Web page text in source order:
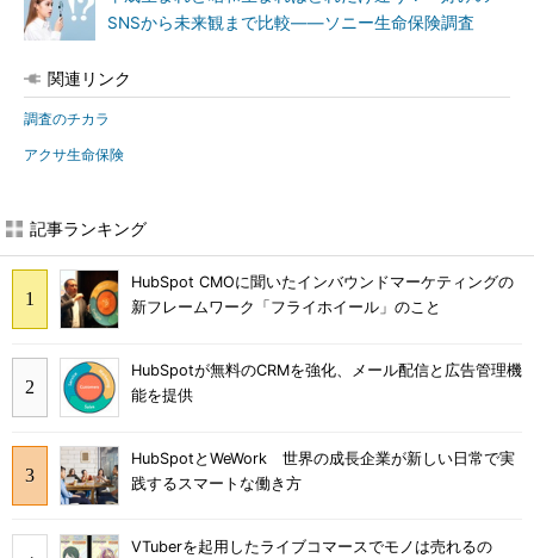
SNSから未来観まで比較――ソニー生命保険調査
関連リンク
調査のチカラ
アクサ生命保険
記事ランキング
HubSpot CMOに聞いたインバウンドマーケティングの
新フレームワーク「フライホイール」のこと
HubSpotが無料のCRMを強化、メール配信と広告管理機
能を提供
HubSpotとWeWork 世界の成長企業が新しい日常で実
践するスマートな働き方
VTuberを起用したライブコマースでモノは売れるの